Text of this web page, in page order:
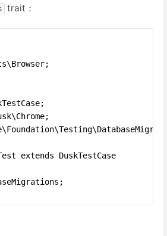
trait：
extends DuskTestCase